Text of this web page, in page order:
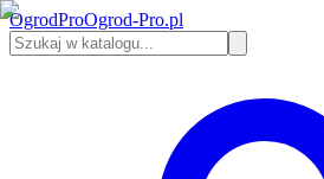
OgrodProOgrod-Pro.pl